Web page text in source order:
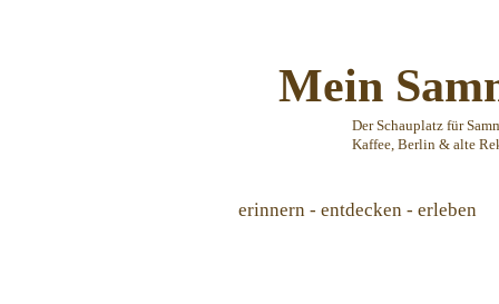
Mein
Der Schauplatz für
Kaffee, Berlin & alte
erinnern - entdecken - erleben